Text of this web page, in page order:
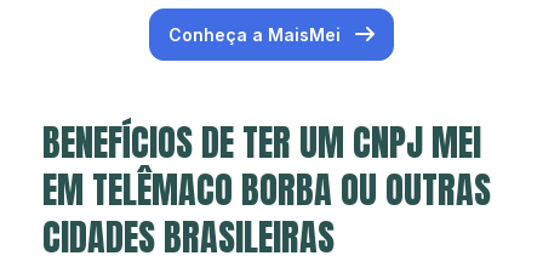
Conheça a MaisMei
BENEFÍCIOS DE TER UM CNPJ MEI
EM TELÊMACO BORBA OU OUTRAS
CIDADES BRASILEIRAS